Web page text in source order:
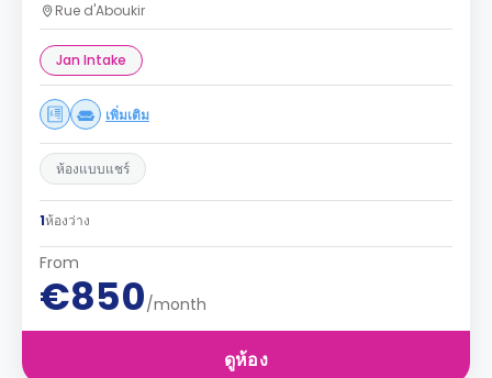
Rue d'Aboukir
Jan Intake
เพิ่มเติม
ห้องแบบแชร์
1ห้องว่าง
From
€850/month
ดูห้อง